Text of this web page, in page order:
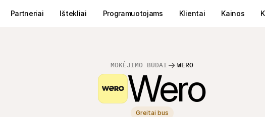
MOKĖJIMO BŪDAI WERO
Wero
Greitai bus
Partneriai Ištekliai Programuotojams Klientai Kainos